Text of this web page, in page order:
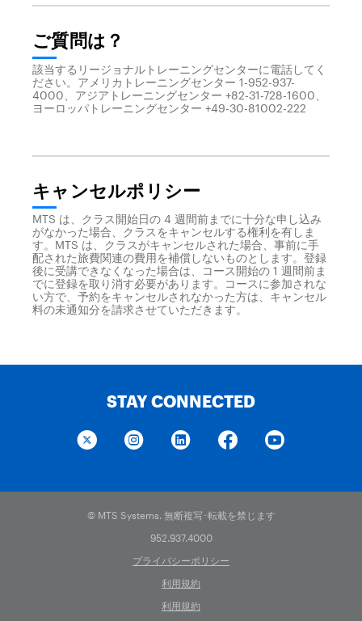
ご質問は？
該当するリージョナルトレーニングセンターに電話してく
ださい。アメリカトレーニングセンター 1-952-937-
4000、アジアトレーニングセンター +82-31-728-1600、
ヨーロッパトレーニングセンター +49-30-81002-222
キャンセルポリシー
MTS は、クラス開始日の 4 週間前までに十分な申し込み
がなかった場合、クラスをキャンセルする権利を有しま
す。MTS は、クラスがキャンセルされた場合、事前に手
配された旅費関連の費用を補償しないものとします。登録
後に受講できなくなった場合は、コース開始の 1 週間前ま
でに登録を取り消す必要があります。コースに参加されな
い方で、予約をキャンセルされなかった方は、キャンセル
料の未通知分を請求させていただきます。
STAY CONNECTED
© MTS Systems. 無断複写･転載を禁じます
952.937.4000
プライバシーポリシー
利用規約
利用規約